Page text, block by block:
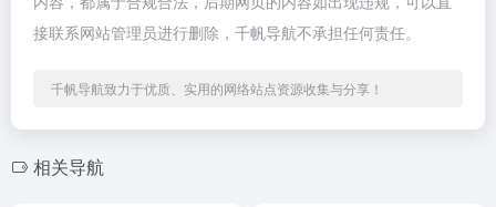
接联系网站管理员进行删除，千帆导航不承担任何责任。
千帆导航致力于优质、实用的网络站点资源收集与分享！
相关导航